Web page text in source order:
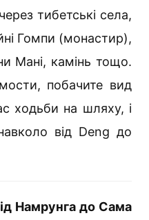
тибетські села,
Гомпи (монастир),
Мані, камінь тощо.
мости, побачите вид
ходьби на шляху, і
від Deng до
Намрунга до Сама